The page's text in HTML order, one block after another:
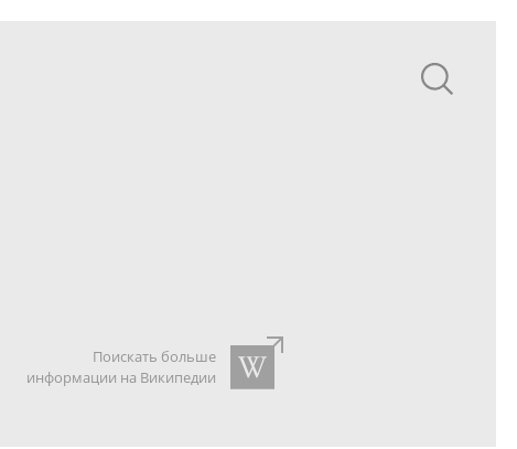
Поискать больше
информации на Википедии